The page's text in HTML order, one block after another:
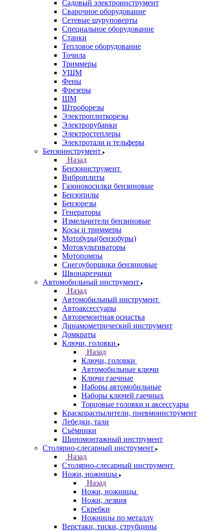
Садовый электроинструмент
Сварочное оборудование
Сетевые шуруповерты
Специальное оборудование
Станки
Тепловое оборудование
Точила
Триммеры
УШМ
Фены
Фрезеры
ШМ
Штроборезы
Электроплиткорезы
Электрорубанки
Электростеплеры
Электротали и тельферы
Бензоинструмент
Назад
Бензоинструмент
Виброплиты
Газонокосилки бензиновые
Бензопилы
Бензорезы
Генераторы
Измельчители бензиновые
Косы и триммеры
Мотобуры(бензобуры)
Мотокультиваторы
Мотопомпы
Снегоуборщики бензиновые
Швонарезчики
Автомобильный инструмент
Назад
Автомобильный инструмент
Автоаксессуары
Авторемонтная оснастка
Динамометрический инструмент
Домкраты
Ключи, головки
Назад
Ключи, головки
Автомобильные ключи
Ключи гаечные
Наборы автомобильные
Наборы ключей гаечных
Торцовые головки и аксессуары
Краскораспылители, пневмоинструмент
Лебедки, тали
Съёмники
Шиномонтажный инструмент
Столярно-слесарный инструмент
Назад
Столярно-слесарный инструмент
Ножи, ножницы
Назад
Ножи, ножницы
Ножи, лезвия
Скребки
Ножницы по металлу
Верстаки, тиски, струбцины